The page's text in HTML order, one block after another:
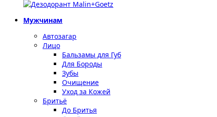
Мужчинам
Автозагар
Лицо
Бальзамы для Губ
Для Бороды
Зубы
Очищение
Уход за Кожей
Бритьё
До Бритья